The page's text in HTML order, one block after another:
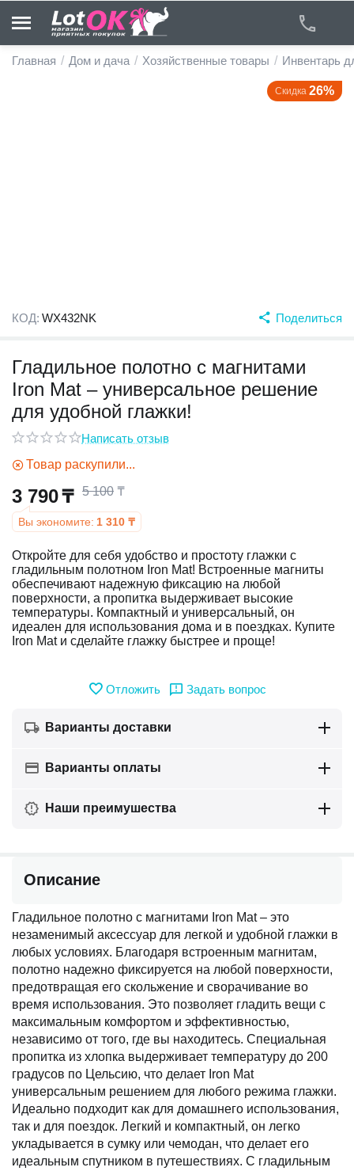
Главная / Дом и дача / Хозяйственные товары / Инвентарь
Скидка 26%
КОД: WX432NK Поделиться
Гладильное полотно с магнитами
Iron Mat – универсальное решение
для удобной глажки!
Написать отзыв
Товар раскупили...
3 790₸ 5 100 ₸
Вы экономите: 1 310 ₸
Откройте для себя удобство и простоту глажки с
гладильным полотном Iron Mat! Встроенные магниты
обеспечивают надежную фиксацию на любой
поверхности, а пропитка выдерживает высокие
температуры. Компактный и универсальный, он
идеален для использования дома и в поездках. Купите
Iron Mat и сделайте глажку быстрее и проще!
Отложить Задать вопрос
Варианты доставки
Варианты оплаты
Наши преимушества
Описание
Гладильное полотно с магнитами Iron Mat – это
незаменимый аксессуар для легкой и удобной глажки в
любых условиях. Благодаря встроенным магнитам,
полотно надежно фиксируется на любой поверхности,
предотвращая его скольжение и сворачивание во
время использования. Это позволяет гладить вещи с
максимальным комфортом и эффективностью,
независимо от того, где вы находитесь. Специальная
пропитка из хлопка выдерживает температуру до 200
градусов по Цельсию, что делает Iron Mat
универсальным решением для любого режима глажки.
Идеально подходит как для домашнего использования,
так и для поездок. Легкий и компактный, он легко
укладывается в сумку или чемодан, что делает его
идеальным спутником в путешествиях. С гладильным